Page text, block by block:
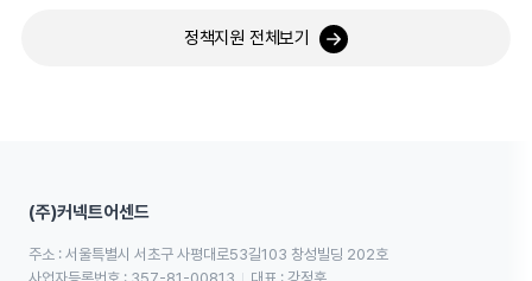
정책지원 전체보기
(주)커넥트어센드
주소 : 서울특별시 서초구 사평대로53길103 창성빌딩 202호